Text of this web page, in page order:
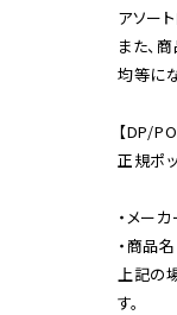
アソー
また、
均等に
【DP/
正規ポ
・メー
・商品
上記の
す。